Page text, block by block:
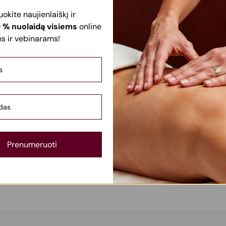
kūno masažas _ Kaunas
*
naujienlaiškį ir
% nuolaidą visiems online
ir vebinarams!
Prenumeruoti